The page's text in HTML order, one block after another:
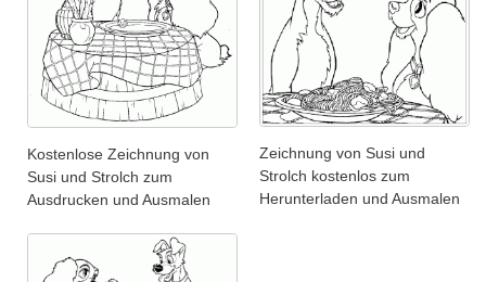
Kostenlose Zeichnung von
Susi und Strolch zum
Ausdrucken und Ausmalen
Zeichnung von Susi und
Strolch kostenlos zum
Herunterladen und Ausmalen